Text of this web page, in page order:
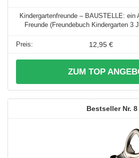
Kindergartenfreunde – BAUSTELLE: ein
Freunde (Freundebuch Kindergarten 3
12,95 €
ZUM TOP
8